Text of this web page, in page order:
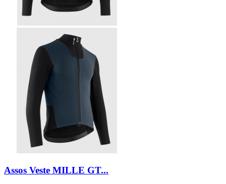
Assos Veste MILLE GT...